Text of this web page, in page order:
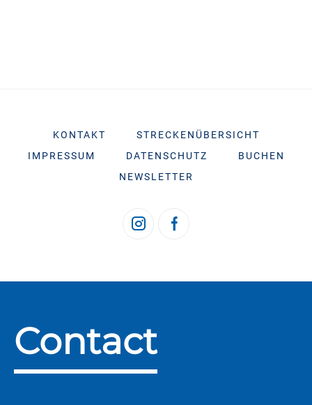
KONTAKT
STRECKENÜBERSICHT
IMPRESSUM
DATENSCHUTZ
BUCHEN
NEWSLETTER
Contact